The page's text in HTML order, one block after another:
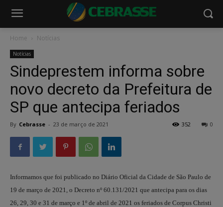
Home Notícias
Notícias
Sindeprestem informa sobre
novo decreto da Prefeitura de
SP que antecipa feriados
By Cebrasse - 23 de março de 2021 0
352
Informamos que foi publicado no Diário Oficial da Cidade de São Paulo de
19 de março de 2021, o Decreto nº 60.131/2021 que antecipa para os dias
26, 29, 30 e 31 de março e 1º de abril de 2021 os feriados de Corpus Christi